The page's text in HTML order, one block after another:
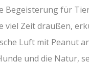
Begeisterung für
viel Zeit draußen,
Luft mit Peanut
und die Natur,